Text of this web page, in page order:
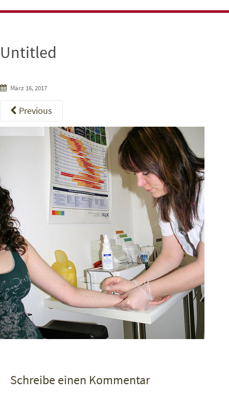
Untitled
März 16, 2017
Previous
Schreibe einen Kommentar